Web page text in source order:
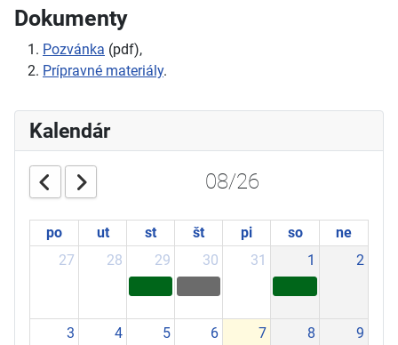
Dokumenty
Pozvánka (pdf),
Prípravné materiály.
Kalendár
08/26
po ut st št pi so
ne
27
28 29 30 31 1 2
3 4 5 6 7 8 9